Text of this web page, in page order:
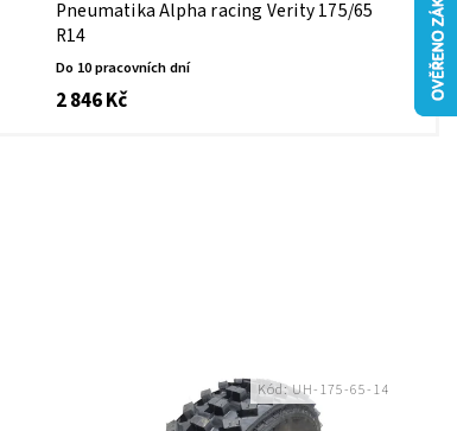
Pneumatika Alpha racing Verity 175/65
R14
Do 10 pracovních dní
2 846 Kč
Kód:UH-175-65-14